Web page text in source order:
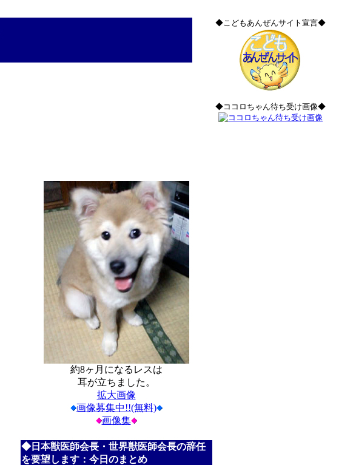
◆こどもあんぜんサイト宣言◆
◆ココロちゃん待ち受け画像◆
約8ヶ月になるレスは
耳が立ちました。
拡大画像
画像募集中!!(無料)
画像集
◆日本獣医師会長・世界獣医師会長の辞任
を要望します：今日のまとめ